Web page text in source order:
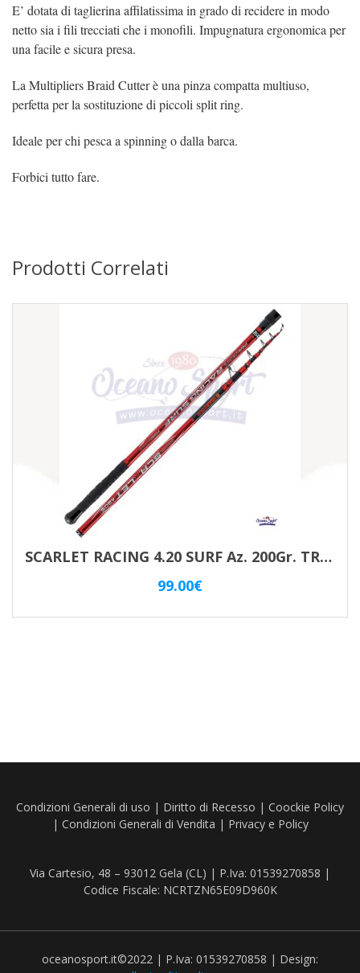
E’ dotata di taglierina affilatissima in grado di recidere in modo
netto sia i fili trecciati che i monofili. Impugnatura ergonomica per
una facile e sicura presa.
La Multipliers Braid Cutter è una pinza compatta multiuso,
perfetta per la sostituzione di piccoli split ring.
Ideale per chi pesca a spinning o dalla barca.
Forbici tutto fare.
Prodotti Correlati
SCARLET RACING 4.20 SURF Az. 200Gr. TRABUCCO
99.00€
Condizioni Generali di uso | Diritto di Recesso | Coockie Policy
| Condizioni Generali di Vendita | Privacy e Policy
Via Cartesio, 48 – 93012 Gela (CL) | P.Iva: 01539270858 |
Codice Fiscale: NCRTZN65E09D960K
oceanosport.it©2022 | P.Iva: 01539270858 | Design: